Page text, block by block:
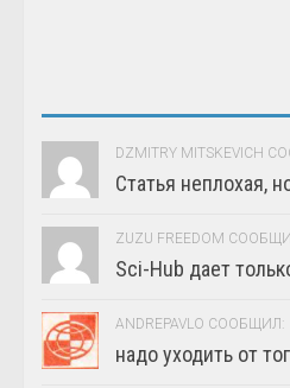
DZMITRY MITSKEVICH
Статья неплохая,
ZUZU FREEDOM
Sci-Hub дает
ANDREPAVLO СООБЩИЛ:
надо уходить от